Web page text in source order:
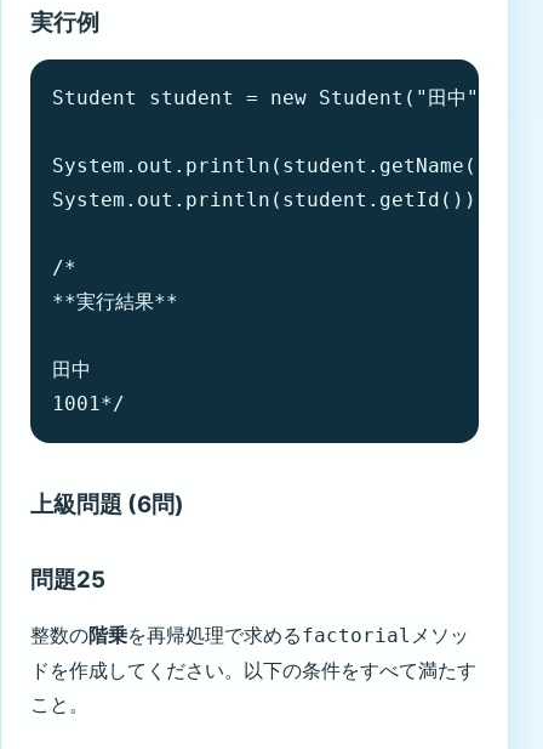
実行例
Student student = new Student("田中",
System.out.println(student.getName());
System.out.println(student.getId());
/*
**実行結果**
田中
1001*/
上級問題 (6問)
問題25
整数の階乗を再帰処理で求めるfactorial メソッ
ドを作成してください。以下の条件をすべて満たす
こと。